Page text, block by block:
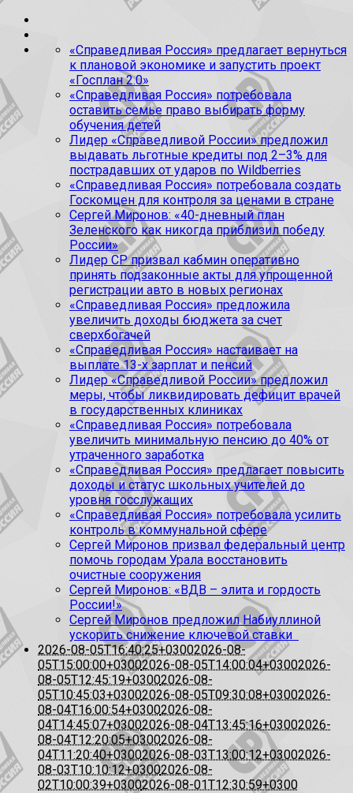
«Справедливая Россия» предлагает вернуться
к плановой экономике и запустить проект
«Госплан 2.0»
«Справедливая Россия» потребовала
оставить семье право выбирать форму
обучения детей
Лидер «Справедливой России» предложил
выдавать льготные кредиты под 2–3% для
пострадавших от ударов по Wildberries
«Справедливая Россия» потребовала создать
Госкомцен для контроля за ценами в стране
Сергей Миронов: «40-дневный план
Зеленского как никогда приблизил победу
России»
Лидер СР призвал кабмин оперативно
принять подзаконные акты для упрощенной
регистрации авто в новых регионах
«Справедливая Россия» предложила
увеличить доходы бюджета за счет
сверхбогачей
«Справедливая Россия» настаивает на
выплате 13-х зарплат и пенсий
Лидер «Справедливой России» предложил
меры, чтобы ликвидировать дефицит врачей
в государственных клиниках
«Справедливая Россия» потребовала
увеличить минимальную пенсию до 40% от
утраченного заработка
«Справедливая Россия» предлагает повысить
доходы и статус школьных учителей до
уровня госслужащих
«Справедливая Россия» потребовала усилить
контроль в коммунальной сфере
Сергей Миронов призвал федеральный центр
помочь городам Урала восстановить
очистные сооружения
Сергей Миронов: «ВДВ – элита и гордость
России!»
Сергей Миронов предложил Набиуллиной
ускорить снижение ключевой ставки
2026-08-05T16:40:25+03002026-08-
05T15:00:00+03002026-08-05T14:00:04+03002026-
08-05T12:45:19+03002026-08-
05T10:45:03+03002026-08-05T09:30:08+03002026-
08-04T16:00:54+03002026-08-
04T14:45:07+03002026-08-04T13:45:16+03002026-
08-04T12:20:05+03002026-08-
04T11:20:40+03002026-08-03T13:00:12+03002026-
08-03T10:10:12+03002026-08-
02T10:00:39+03002026-08-01T12:30:59+0300